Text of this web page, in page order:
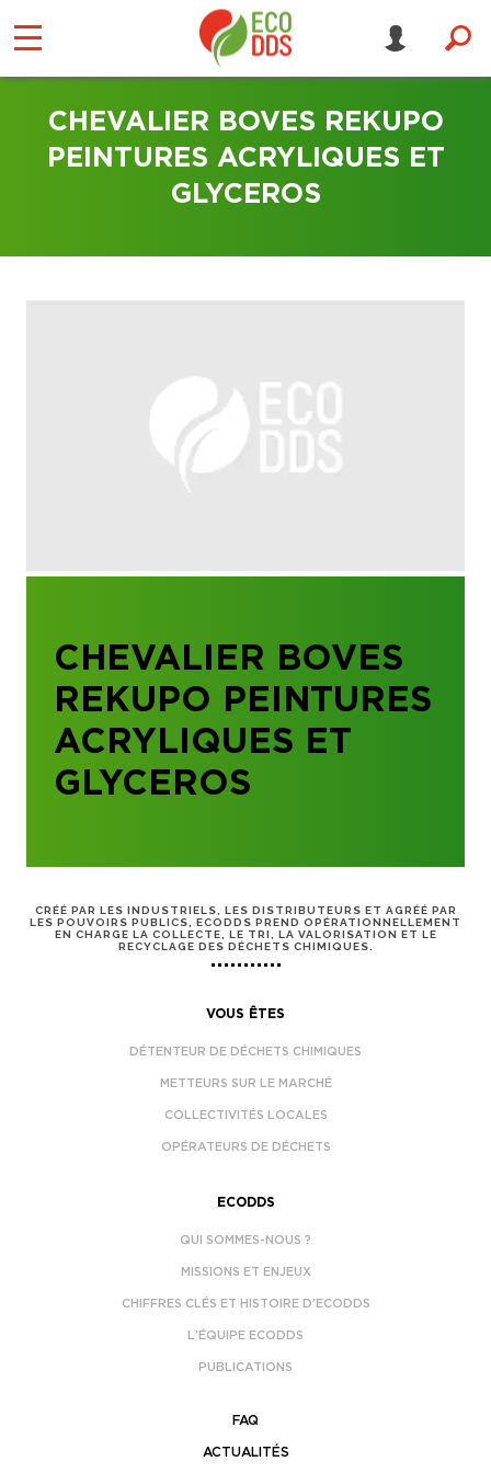
CHEVALIER BOVES REKUPO
PEINTURES ACRYLIQUES ET
GLYCEROS
CHEVALIER BOVES
REKUPO PEINTURES
ACRYLIQUES ET
GLYCEROS
CRÉÉ PAR LES INDUSTRIELS, LES DISTRIBUTEURS ET AGRÉÉ PAR
LES POUVOIRS PUBLICS, ECODDS PREND OPÉRATIONNELLEMENT
EN CHARGE LA COLLECTE, LE TRI, LA VALORISATION ET LE
RECYCLAGE DES DÉCHETS CHIMIQUES.
VOUS ÊTES
DÉTENTEUR DE DÉCHETS CHIMIQUES
METTEURS SUR LE MARCHÉ
COLLECTIVITÉS LOCALES
OPÉRATEURS DE DÉCHETS
ECODDS
QUI SOMMES-NOUS ?
MISSIONS ET ENJEUX
CHIFFRES CLÉS ET HISTOIRE D’ECODDS
L’ÉQUIPE ECODDS
PUBLICATIONS
FAQ
ACTUALITÉS